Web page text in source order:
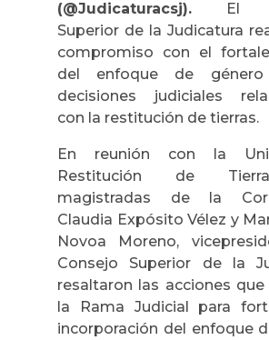
(@Judicaturacsj). El
Superior de la Judicatura
compromiso con el
del enfoque de
decisiones judiciales
con la restitución de tierras.
En reunión con la
Restitución de
magistradas de la
Claudia Expósito Vélez y
Novoa Moreno,
Consejo Superior de la
resaltaron las acciones que
la Rama Judicial para
incorporación del enfoque